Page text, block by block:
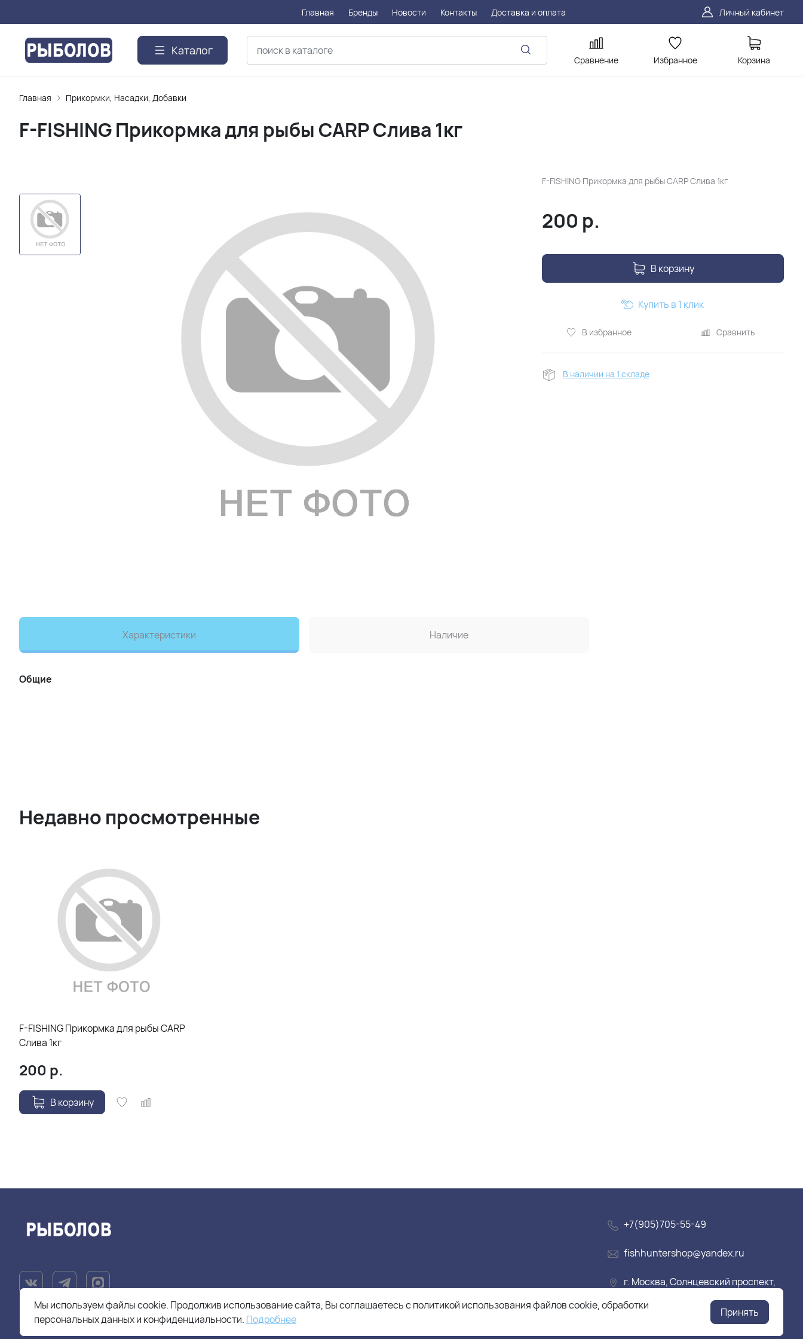
Главная Бренды Новости Контакты Доставка и оплата Личный кабинет
Каталог
Сравнение Избранное Корзина
Главная Прикормки, Насадки, Добавки
F-FISHING Прикормка для рыбы CARP Слива 1кг
F-FISHING Прикормка для рыбы CARP Слива 1кг
200 р.
В корзину
В избранное Сравнить
Купить в 1 клик
В наличии на 1 складе
Характеристики Наличие
Общие
Недавно просмотренные
F-FISHING Прикормка для рыбы CARP
Слива 1кг
200 р.
В корзину
+7(905)705-55-49
fishhuntershop@yandex.ru
г. Москва, Солнцевский проспект,
Мы используем файлы cookie. Продолжив использование сайта, Вы соглашаетесь с политикой использования файлов cookie, обработки
персональных данных и конфиденциальности. Подробнее
Принять